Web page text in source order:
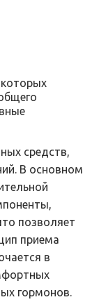
которых
средств,
В основном
позволяет
приема
в
гормонов.